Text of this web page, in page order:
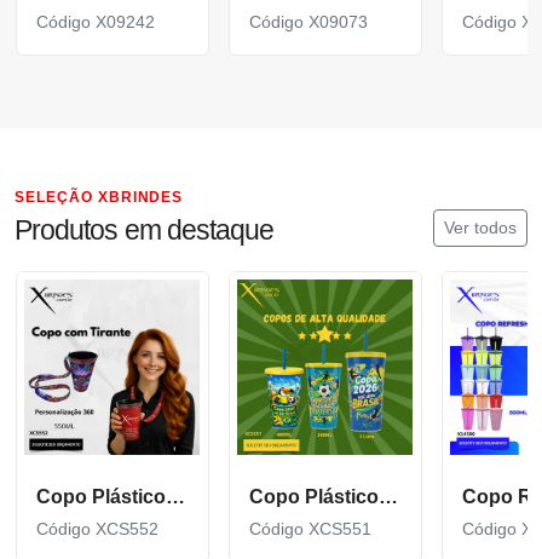
Código X09242 Código X09073 Código
SELEÇÃO XBRINDES
Produtos em destaque Ver todos
Copo Plástico de 550 ML com Tirante Personalizado XCS552
Código XCS552
Copo Plástico personalizado In Mold Label 360 XCS551
Código XCS551 Código